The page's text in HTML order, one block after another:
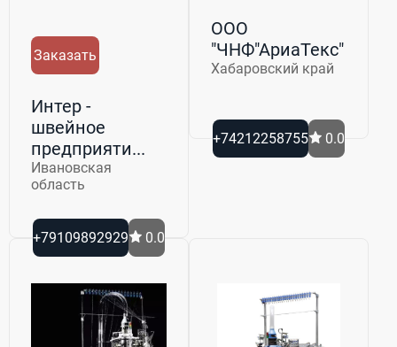
Заказать
Интер -
швейное
предприяти...
Ивановская
область
+79109892929 0.0
ООО
"ЧНФ"АриаТекс"
Хабаровский край
+74212258755 0.0